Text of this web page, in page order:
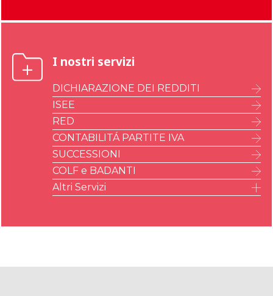
I nostri servizi
DICHIARAZIONE DEI REDDITI
ISEE
RED
CONTABILITÁ PARTITE IVA
SUCCESSIONI
COLF e BADANTI
Altri Servizi